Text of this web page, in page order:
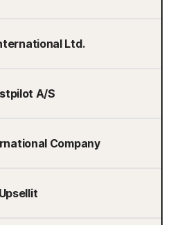
Ltd.
A/S
Company
Upsellit